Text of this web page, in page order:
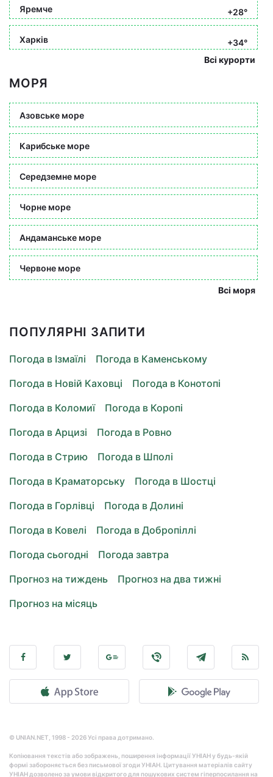
Яремче +28°
Харків
+34°
Всі курорти
МОРЯ
Азовське море
Карибське море
Середземне море
Чорне море
Андаманське море
Червоне море
Всі моря
ПОПУЛЯРНІ ЗАПИТИ
Погода в Ізмаїлі
Погода в Каменському
Погода в Новій Каховці
Погода в Конотопі
Погода в Коломиї
Погода в Коропі
Погода в Арцизі
Погода в Ровно
Погода в Стрию
Погода в Шполі
Погода в Краматорську
Погода в Шостці
Погода в Горлівці
Погода в Долині
Погода в Ковелі
Погода в Добропіллі
Погода сьогодні
Погода завтра
Прогноз на тиждень
Прогноз на два тижні
Прогноз на місяць
© UNIAN.NET, 1998 - 2026 Усі права дотримано.
Копіювання текстів або зображень, поширення інформації УНІАН у будь-якій
формі забороняється без письмової згоди УНІАН. Цитування матеріалів сайту
УНІАН дозволено за умови відкритого для пошукових систем гіперпосилання на